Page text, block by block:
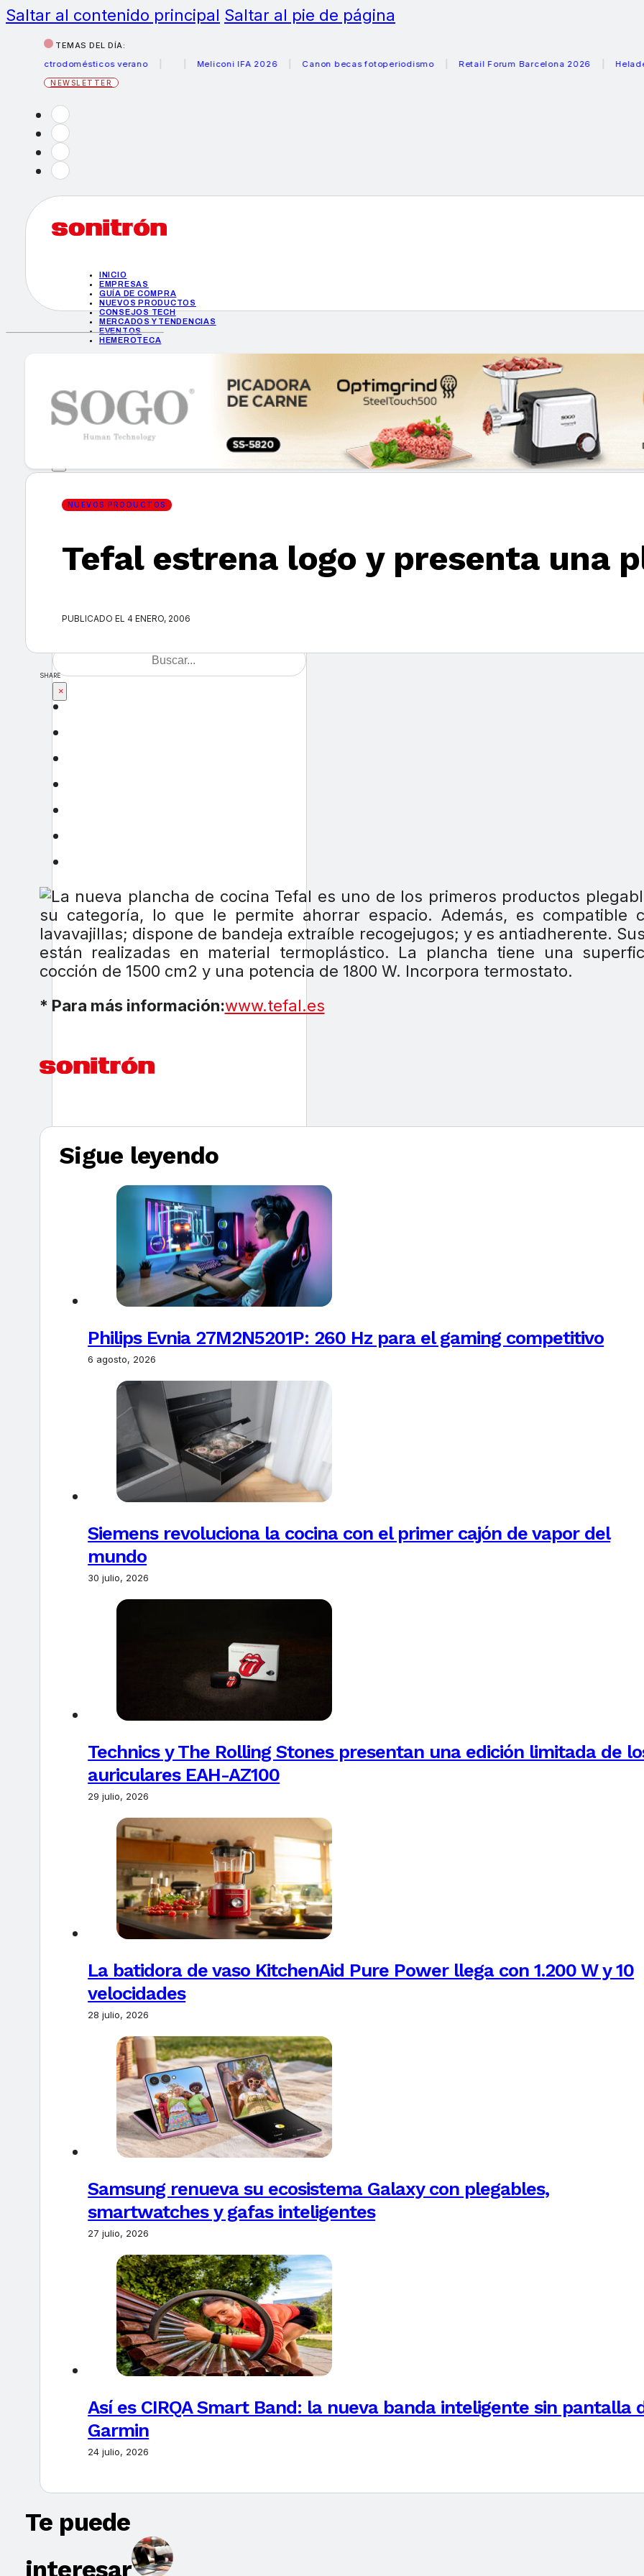
Saltar al contenido principal Saltar al pie de página
TEMAS DEL DÍA:
verano
Meliconi IFA 2026 Canon becas fotoperiodismo Retail Forum Barcelona 2026 Heladeras
NEWSLETTER
INICIO
EMPRESAS
GUÍA DE COMPRA
NUEVOS PRODUCTOS
CONSEJOS TECH
MERCADOS Y TENDENCIAS
EVENTOS
HEMEROTECA
GUÍA DE COMPRA
NUEVOS PRODUCTOS
CONSEJOS TECH
MERCADOS Y TENDENCIAS
HEMEROTECA
×
NUEVOS PRODUCTOS
Tefal estrena logo y presenta una
PUBLICADO EL 4 ENERO, 2006
SHARE
La nueva plancha de cocina Tefal es uno de los primeros productos
su categoría, lo que le permite ahorrar espacio. Además, es compatible
lavavajillas; dispone de bandeja extraíble recogejugos; y es antiadherente.
están realizadas en material termoplástico. La plancha tiene una
cocción de 1500 cm2 y una potencia de 1800 W. Incorpora termostato.
* Para más información:www.tefal.es
Sigue leyendo
Philips Evnia 27M2N5201P: 260 Hz para el gaming competitivo
6 agosto, 2026
Siemens revoluciona la cocina con el primer cajón de vapor del
mundo
30 julio, 2026
Technics y The Rolling Stones presentan una edición limitada de
auriculares EAH-AZ100
29 julio, 2026
La batidora de vaso KitchenAid Pure Power llega con 1.200 W y 10
velocidades
28 julio, 2026
Samsung renueva su ecosistema Galaxy con plegables,
smartwatches y gafas inteligentes
27 julio, 2026
Así es CIRQA Smart Band: la nueva banda inteligente sin pantalla
Garmin
24 julio, 2026
Te puede
interesar